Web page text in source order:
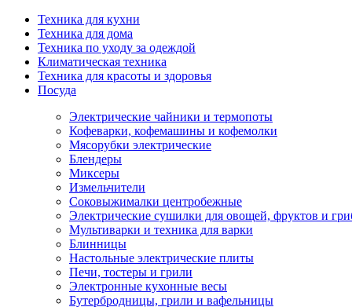
Техника для кухни
Техника для дома
Техника по уходу за одеждой
Климатическая техника
Техника для красоты и здоровья
Посуда
Электрические чайники и термопоты
Кофеварки, кофемашины и кофемолки
Мясорубки электрические
Блендеры
Миксеры
Измельчители
Соковыжималки центробежные
Электрические сушилки для овощей, фруктов и
Мультиварки и техника для варки
Блинницы
Настольные электрические плиты
Печи, тостеры и грили
Электронные кухонные весы
Бутербродницы, грили и вафельницы